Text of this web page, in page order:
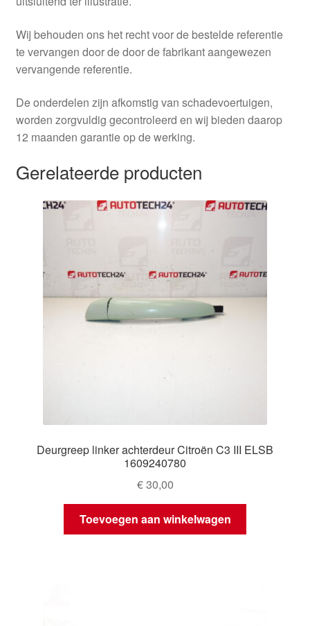
Wij behouden ons het recht voor de bestelde referentie
te vervangen door de door de fabrikant aangewezen
vervangende referentie.
De onderdelen zijn afkomstig van schadevoertuigen,
worden zorgvuldig gecontroleerd en wij bieden daarop
12 maanden garantie op de werking.
Gerelateerde producten
Deurgreep linker achterdeur Citroën C3 III ELSB
1609240780
€30,00
Toevoegen aan winkelwagen